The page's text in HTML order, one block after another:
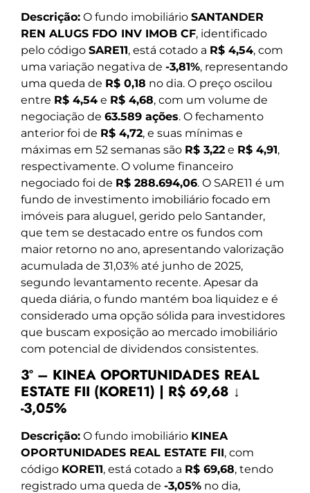
Descrição: O fundo imobiliário SANTANDER
REN ALUGS FDO INV IMOB CF, identificado
pelo código SARE11, está cotado a R$ 4,54, com
uma variação negativa de -3,81%, representando
uma queda de R$ 0,18 no dia. O preço oscilou
entre R$ 4,54 e R$ 4,68, com um volume de
negociação de 63.589 ações. O fechamento
anterior foi de R$ 4,72, e suas mínimas e
máximas em 52 semanas são R$ 3,22 e R$ 4,91,
respectivamente. O volume financeiro
negociado foi de R$ 288.694,06. O SARE11 é um
fundo de investimento imobiliário focado em
imóveis para aluguel, gerido pelo Santander,
que tem se destacado entre os fundos com
maior retorno no ano, apresentando valorização
acumulada de 31,03% até junho de 2025,
segundo levantamento recente. Apesar da
queda diária, o fundo mantém boa liquidez e é
considerado uma opção sólida para investidores
que buscam exposição ao mercado imobiliário
com potencial de dividendos consistentes.
3º – KINEA OPORTUNIDADES REAL
ESTATE FII (KORE11) | R$ 69,68 ↓
-3,05%
Descrição: O fundo imobiliário KINEA
OPORTUNIDADES REAL ESTATE FII, com
código KORE11, está cotado a R$ 69,68, tendo
registrado uma queda de -3,05% no dia,